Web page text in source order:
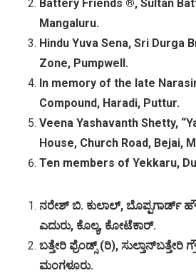
Battery Friends ®, Sultan
Mangaluru.
Hindu Yuva Sena, Sri Durga
Zone, Pumpwell.
In memory of the late
Compound, Haradi, Puttur.
Veena Yashavanth Shetty,
House, Church Road, Bejai,
Ten members of Yekkaru,
ನರೇಶ್ ಬಿ. ಕುಲಾಲ್, ಬೊಪ್ಪಗಾರ್ಡ್
ಎದುರು, ಕೊಲ್ಯ, ಕೋಟೆಕಾರ್.
ಬತ್ತೇರಿ ಫ್ರೆಂಡ್ಸ್(ರಿ), ಸುಲ್ತಾನ್ಬತ್ತೇರಿ
ಮಂಗಳೂರು.